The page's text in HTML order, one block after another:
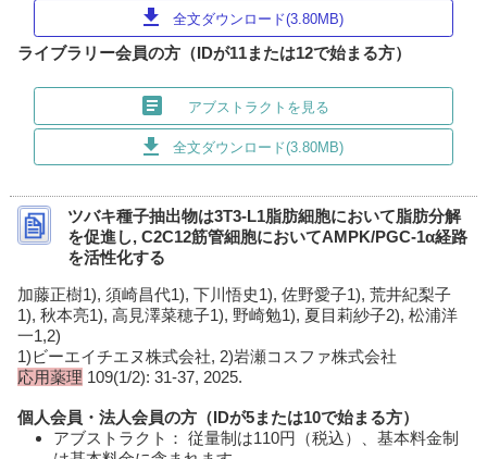
download 全文ダウンロード(3.80MB)
ライブラリー会員の方（IDが11または12で始まる方）
article アブストラクトを見る
download 全文ダウンロード(3.80MB)
ツバキ種子抽出物は3T3-L1脂肪細胞において脂肪分解
を促進し, C2C12筋管細胞においてAMPK/PGC-1α経路
を活性化する
加藤正樹1), 須崎昌代1), 下川悟史1), 佐野愛子1), 荒井紀梨子
1), 秋本亮1), 高見澤菜穂子1), 野崎勉1), 夏目莉紗子2), 松浦洋
一1,2)
1)ビーエイチエヌ株式会社, 2)岩瀬コスファ株式会社
応用薬理 109(1/2): 31-37, 2025.
個人会員・法人会員の方（IDが5または10で始まる方）
アブストラクト： 従量制は110円（税込）、基本料金制